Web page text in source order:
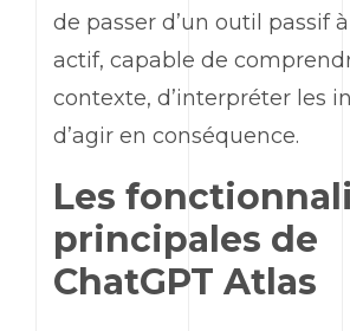
de passer d’un outil passif
actif, capable de
contexte, d’interpréter les
d’agir en conséquence.
Les
principales de
ChatGPT Atlas